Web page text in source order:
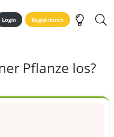
Login Registrieren
Pflanze los?